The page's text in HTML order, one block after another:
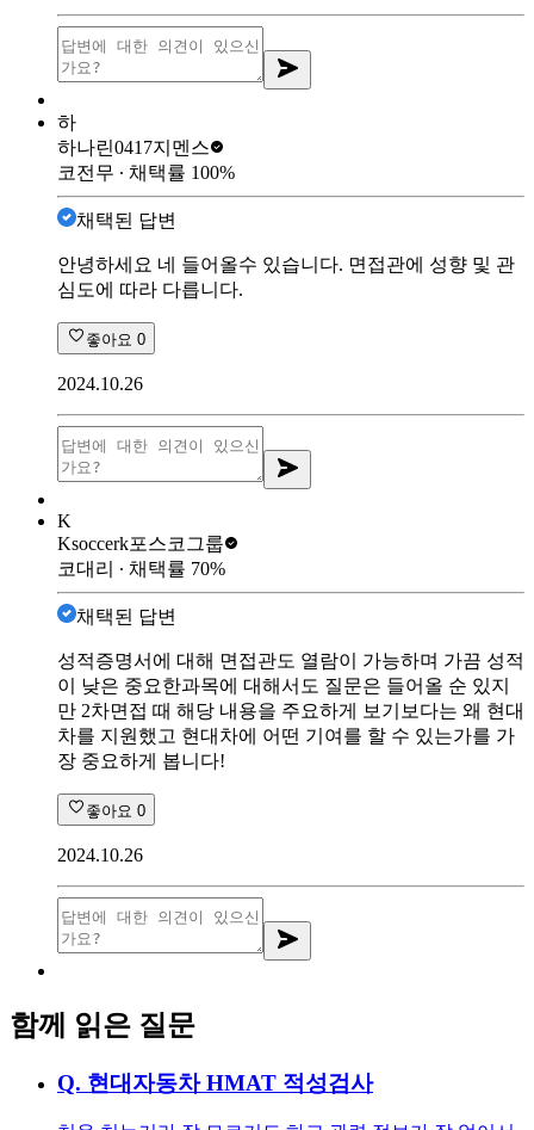
하
하나린0417지멘스
코전무 ∙ 채택률 100%
채택된 답변
안녕하세요 네 들어올수 있습니다. 면접관에 성향 및 관
심도에 따라 다릅니다.
좋아요 0
2024.10.26
K
Ksoccerk포스코그룹
코대리 ∙ 채택률 70%
채택된 답변
성적증명서에 대해 면접관도 열람이 가능하며 가끔 성적
이 낮은 중요한과목에 대해서도 질문은 들어올 순 있지
만 2차면접 때 해당 내용을 주요하게 보기보다는 왜 현대
차를 지원했고 현대차에 어떤 기여를 할 수 있는가를 가
장 중요하게 봅니다!
좋아요 0
2024.10.26
함께 읽은 질문
Q. 현대자동차 HMAT 적성검사